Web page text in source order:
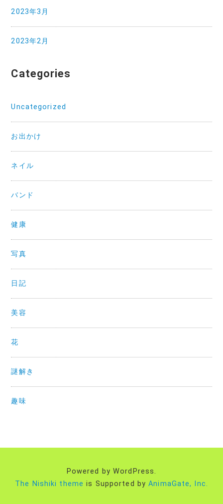
2023年3月
2023年2月
Categories
Uncategorized
お出かけ
ネイル
バンド
健康
写真
日記
美容
花
謎解き
趣味
Powered by WordPress.
The Nishiki theme is Supported byAnimaGate, Inc.